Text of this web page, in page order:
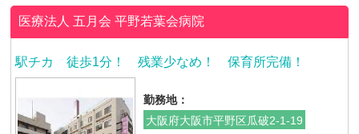
医療法人 五月会平野若葉会病院
駅チカ 徒歩1分！ 残業少なめ！ 保育所完備！
勤務地：
大阪府大阪市平野区瓜破2-1-19